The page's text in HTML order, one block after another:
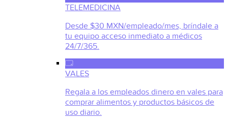
TELEMEDICINA
Desde $30 MXN/empleado/mes, bríndale a
tu equipo acceso inmediato a médicos
24/7/365.
VALES
Regala a los empleados dinero en vales para
comprar alimentos y productos básicos de
uso diario.